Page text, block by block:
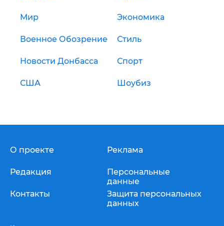
Мир Экономика
Военное Обозрение Стиль
Новости Донбасса Спорт
США Шоубиз
О проекте
Редакция
Контакты
Реклама
Персональные
данные
Защита персональных
данных